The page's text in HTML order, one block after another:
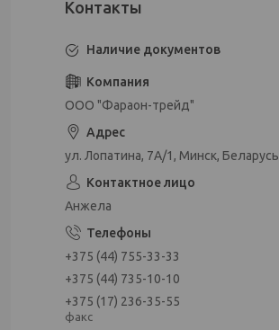
Наличие документов
ООО "Фараон-трейд"
ул. Лопатина, 7А/1, Минск, Беларусь
Анжела
+375 (44) 755-33-33
+375 (44) 735-10-10
+375 (17) 236-35-55
факс